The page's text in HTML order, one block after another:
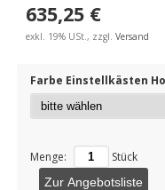
635,25 €
exkl. 19% USt., zzgl. Versand
Farbe Einstellkästen
Menge: Stück
Zur Angebotsliste